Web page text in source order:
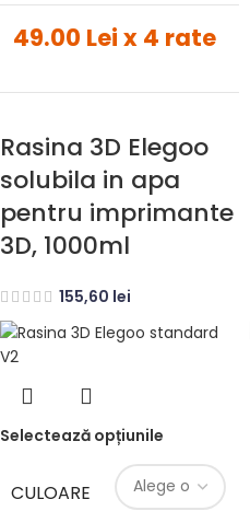
49.00 Lei x 4 rate
Rasina 3D Elegoo
solubila in apa
pentru imprimante
3D, 1000ml
155,60 lei
Selectează opțiunile
CULOARE